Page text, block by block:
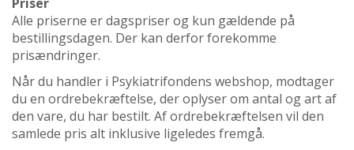
Alle priserne er dagspriser og kun gældende på
bestillingsdagen. Der kan derfor forekomme
prisændringer.
Når du handler i Psykiatrifondens webshop, modtager
du en ordrebekræftelse, der oplyser om antal og art af
den vare, du har bestilt. Af ordrebekræftelsen vil den
samlede pris alt inklusive ligeledes fremgå.